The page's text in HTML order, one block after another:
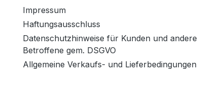
Impressum
Haftungsausschluss
Datenschutzhinweise für Kunden und andere
Betroffene gem. DSGVO
Allgemeine Verkaufs- und Lieferbedingungen